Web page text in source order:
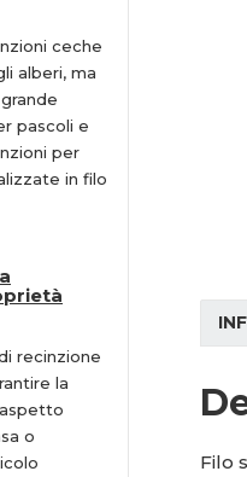
Filo
ceche
alberi, ma
pascoli e
per
in filo
recinzione
la
o